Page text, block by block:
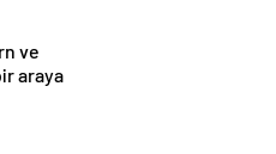
ve
araya